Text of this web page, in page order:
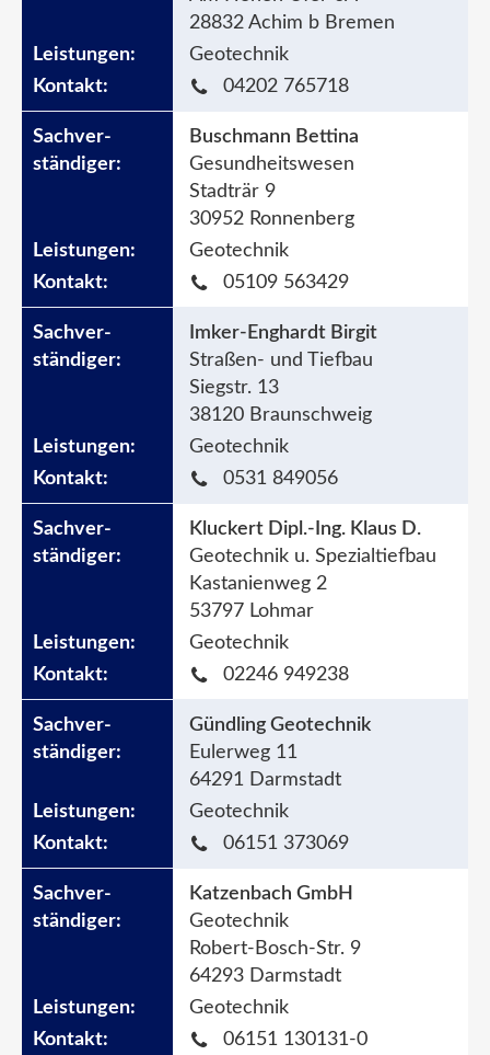
28832 Achim b Bremen
Geotechnik
04202 765718
Buschmann Bettina
Gesundheitswesen
Stadträr 9
30952 Ronnenberg
Geotechnik
05109 563429
Imker-Enghardt Birgit
Straßen- und Tiefbau
Siegstr. 13
38120 Braunschweig
Geotechnik
0531 849056
Kluckert Dipl.-Ing. Klaus D.
Geotechnik u. Spezialtiefbau
Kastanienweg 2
53797 Lohmar
Geotechnik
02246 949238
Gündling Geotechnik
Eulerweg 11
64291 Darmstadt
Geotechnik
06151 373069
Katzenbach GmbH
Geotechnik
Robert-Bosch-Str. 9
64293 Darmstadt
Geotechnik
06151 130131-0